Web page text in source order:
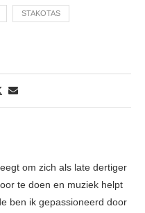
STAKOTAS
om zich als late dertiger
te doen en muziek helpt
ben ik gepassioneerd door